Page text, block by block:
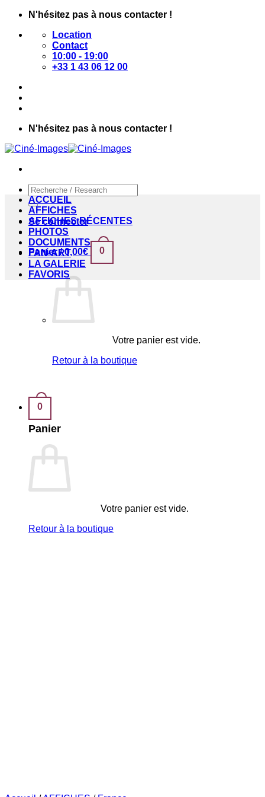
Passer
contenu
N'hésitez pas à nous contacter !
Location
Contact
10:00 - 19:00
+33 1 43 06 12 00
N'hésitez pas à nous contacter !
Recherche
pour :
Se connecter
Panier /0,00€ 0
Votre panier est vide.
Retour à la boutique
0
Panier
Votre panier est vide.
Retour à la boutique
ACCUEIL
AFFICHES
AFFICHES RÉCENTES
PHOTOS
DOCUMENTS
FAN-ART
LA GALERIE
FAVORIS